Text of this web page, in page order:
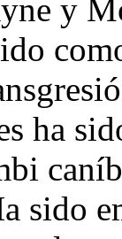
y
ha
sido